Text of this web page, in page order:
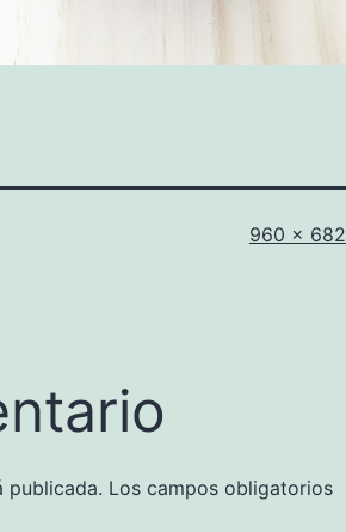
Tamaño
960 × 682
publicada. Los campos obligatorios